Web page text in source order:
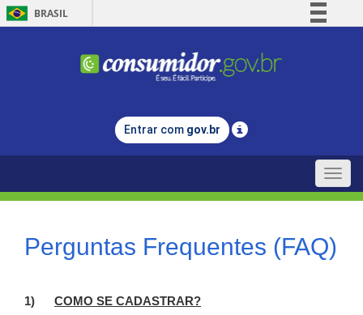
BRASIL
Comunica BR
Legislação
Entrar com gov.br
Toggle
Perguntas Frequentes (FAQ)
1) COMO SE CADASTRAR?